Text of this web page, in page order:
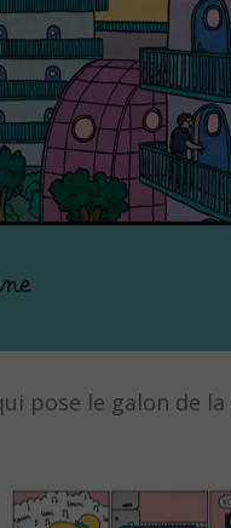
pose le galon de